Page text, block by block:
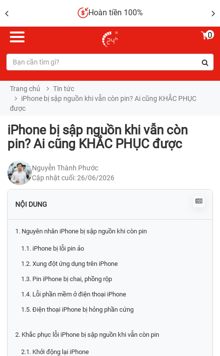
Hoàn tiền 100%
0
Trang chủ
Tin tức
iPhone bị sập nguồn khi vẫn còn pin? Ai cũng KHẮC PHỤC
được
iPhone bị sập nguồn khi vẫn còn
pin? Ai cũng KHẮC PHỤC được
Nguyễn Thành Phước
Cập nhật cuối: 26/06/2026
NỘI DUNG
1. Nguyên nhân iPhone bị sập nguồn khi còn pin
1.1. iPhone bị lỗi pin ảo
1.2. Xung đột ứng dụng trên iPhone
1.3. Pin iPhone bị chai, phồng rộp
1.4. Lỗi phần mềm ở điện thoại iPhone
1.5. Điện thoại iPhone bị hỏng phần cứng
2. Khắc phục lỗi iPhone bị sập nguồn khi vẫn còn pin
2.1. Khởi động lại iPhone